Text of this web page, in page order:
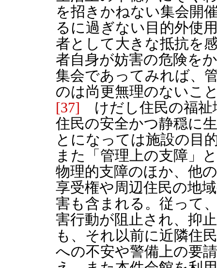
を招きかねない集会開
るに過ぎない目的外使
者として大きな抵抗を
者自身が妨害の危険を
集会であってみれば、
のは尚更無理のないこ
[37] けだし住民の福祉
住民の安全かつ静穏に
とになっては施設の目
また「管理上の支障」
物理的支障のほか、他
享受権や周辺住民の地
害も含まれる。従って
害行動が阻止され、抑
も、それ以前に近隣住
への不安や警備上の要